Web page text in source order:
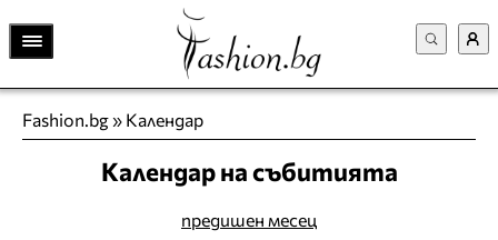
Fashion.bg» Календар
Календар на събитията
предишен месец